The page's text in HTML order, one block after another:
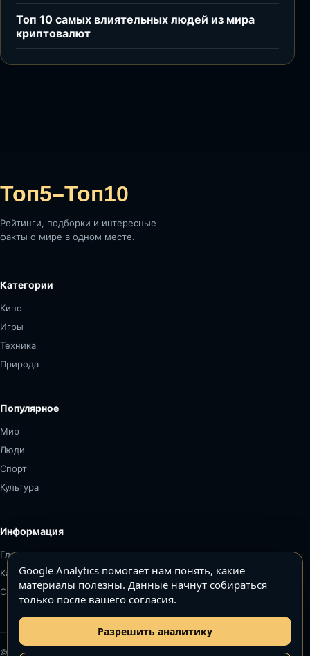
Топ 10 самых влиятельных людей из мира
криптовалют
Топ5–Топ10
Рейтинги, подборки и интересные
факты о мире в одном месте.
Категории
Кино
Игры
Техника
Природа
Популярное
Мир
Люди
Спорт
Культура
Информация
Главная
Карта сайта
Связаться
© Топ5–Топ10. Все права защищены.
Google Analytics помогает нам понять, какие
материалы полезны. Данные начнут собираться
только после вашего согласия.
Разрешить аналитику